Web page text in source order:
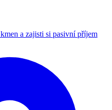
a zajisti si pasivní příjem